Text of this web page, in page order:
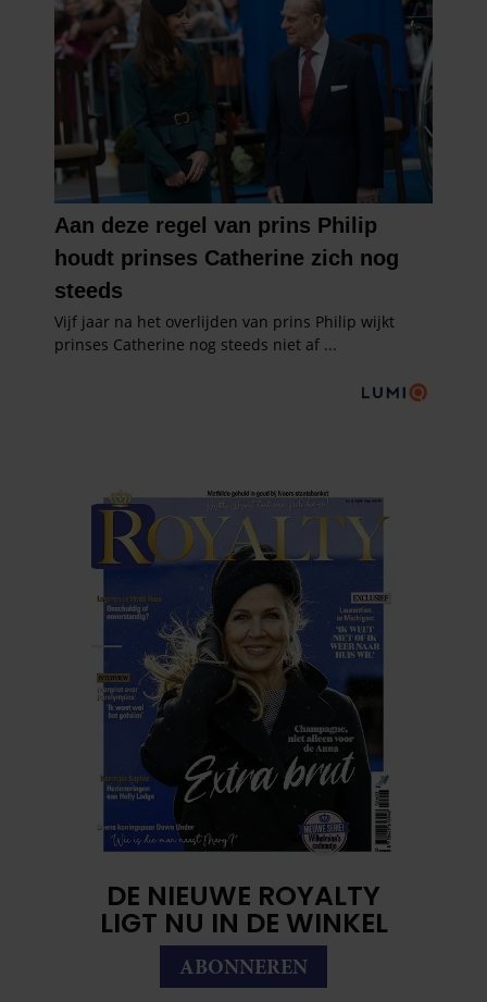
DE NIEUWE ROYALTY
LIGT NU IN DE WINKEL
ABONNEREN